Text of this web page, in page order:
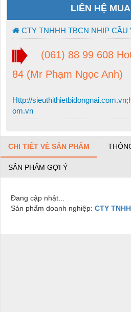
LIÊN HỆ
CTY TNHHH TBCN NHỊP CẦU
(061) 88 99 608
84 (Mr Phạm Ngọc Anh)
Http://
om.vn
CHI TIẾT VỀ SẢN PHẨM
SẢN PHẨM GỢI Ý
Đang cập nhật...
Sản phẩm doanh nghiệp: CTY